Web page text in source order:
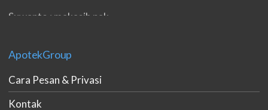
Suwanto : makasih pak.
double. beneran sama sekali tidak ada nama
eko padang : ko brang udh sampek, kan bru 2 hri
gan. cpet bgt
ApotekGroup
Cara Pesan & Privasi
Kontak